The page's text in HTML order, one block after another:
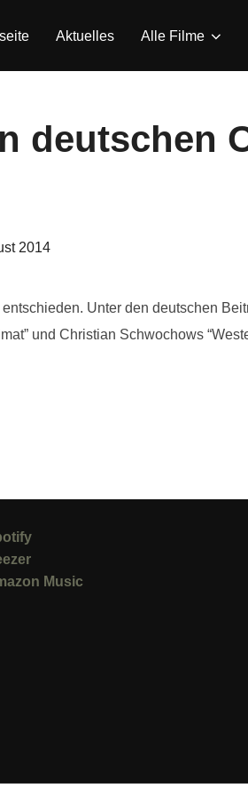
Aktuelles Alle Filme
deutschen
2014
Unter den deutschen
und Christian Schwochows
Music